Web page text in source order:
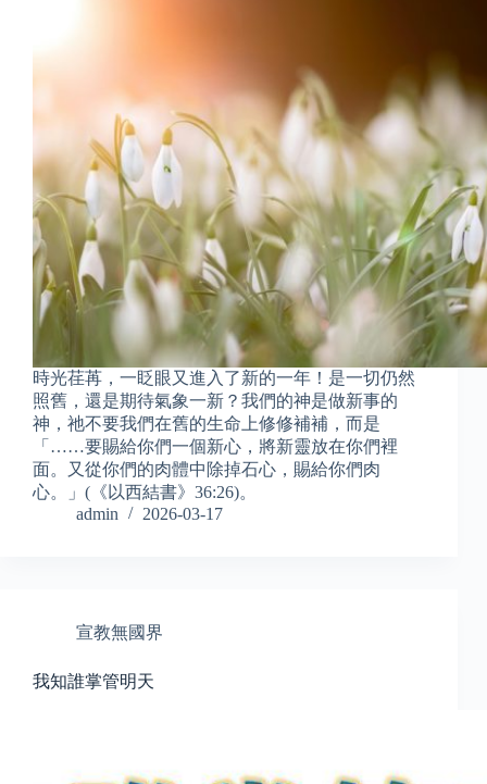
時光荏苒，一眨眼又進入了新的一年！是一切仍然
照舊，還是期待氣象一新？我們的神是做新事的
神，祂不要我們在舊的生命上修修補補，而是
「……要賜給你們一個新心，將新靈放在你們裡
面。又從你們的肉體中除掉石心，賜給你們肉
心。」(《以西結書》36:26)。
admin
2026-03-17
宣教無國界
我知誰掌管明天